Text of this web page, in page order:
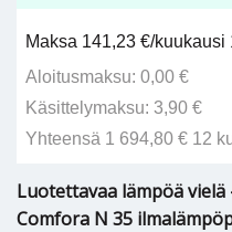
Maksa 141,23 €/kuukausi
Aloitusmaksu: 0,00 €
Käsittelymaksu: 3,90 €
Yhteensä 1 694,80 € 12
Luotettavaa lämpöä vielä
Comfora N 35